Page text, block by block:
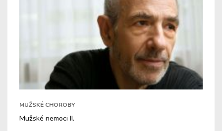
MUŽSKÉ CHOROBY
Mužské nemoci II.